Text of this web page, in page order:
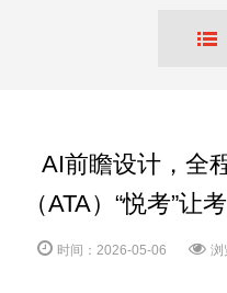
AI前瞻设计，全
（ATA）“悦考”
时间：2026-05-06 浏